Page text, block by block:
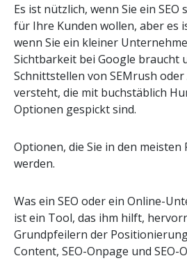
Es ist nützlich, wenn Sie ein
für Ihre Kunden wollen, aber es
wenn Sie ein kleiner
Sichtbarkeit bei Google braucht
Schnittstellen von SEMrush
versteht, die mit buchstäblich
Optionen gespickt sind.
Optionen, die Sie in den meisten
werden.
Was ein SEO oder ein Online-
ist ein Tool, das ihm hilft,
Grundpfeilern der
Content, SEO-Onpage und SEO-